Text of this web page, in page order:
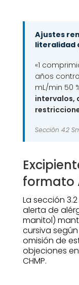
Ajustes
literalidad
«1
años
mL/min 50
intervalos,
Sección 4.2
formato
La sección
alerta de
manitol)
cursiva según
omisión de
objeciones
CHMP.